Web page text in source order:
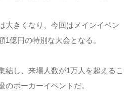
大きくなり、今回はメインイベン
1億円の特別な大会となる。
結し、来場人数が1万人を超えるこ
のポーカーイベントだ。